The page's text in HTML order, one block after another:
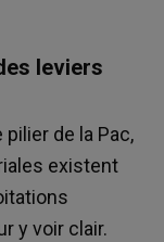
leviers
de la Pac,
existent
y voir clair.